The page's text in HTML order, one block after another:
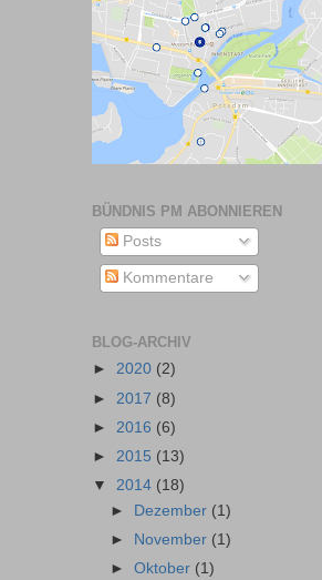
BÜNDNIS PM ABONNIEREN
Posts
Kommentare
BLOG-ARCHIV
► 2020 (2)
► 2017 (8)
► 2016 (6)
► 2015 (13)
▼ 2014 (18)
► Dezember (1)
►
November (1)
►Oktober (1)